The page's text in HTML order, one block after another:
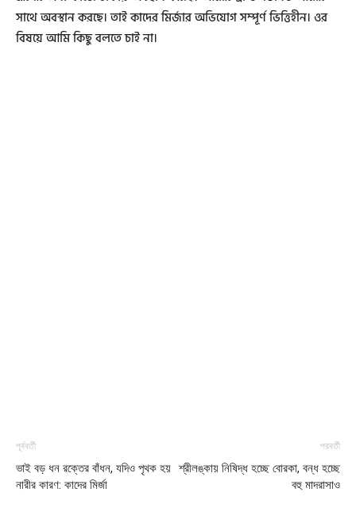
সাথে অবস্থান করছে। তাই কাদের মির্জার অভিযোগ সম্পূর্ণ ভিত্তিহীন। ওর
বিষয়ে আমি কিছু বলতে চাই না।
পূর্ববর্তী
ভাই বড় ধন রক্তের বাঁধন, যদিও পৃথক হয়
নারীর কারণ: কাদের মির্জা
পরবর্তী
শ্রীলঙ্কায় নিষিদ্ধ হচ্ছে বোরকা, বন্ধ হচ্ছে
বহু মাদরাসাও